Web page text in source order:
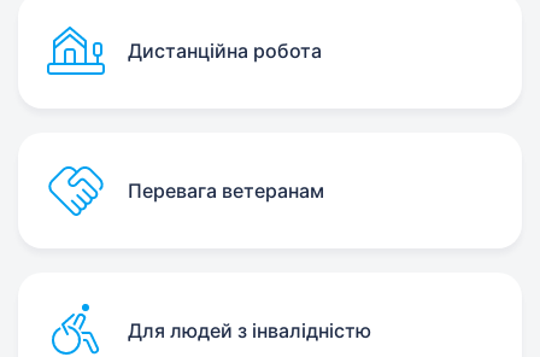
Дистанційна робота
Перевага ветеранам
Для людей з інвалідністю